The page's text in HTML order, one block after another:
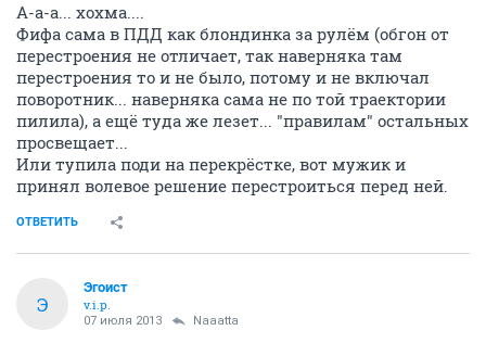
А-а-а... хохма....
Фифа сама в ПДД как блондинка за рулём (обгон от
перестроения не отличает, так наверняка там
перестроения то и не было, потому и не включал
поворотник... наверняка сама не по той траектории
пилила), а ещё туда же лезет... "правилам" остальных
просвещает...
Или тупила поди на перекрёстке, вот мужик и
принял волевое решение перестроиться перед ней.
ОТВЕТИТЬ
Э
Эгоист
v.i.p.
07 июля 2013 Naaatta